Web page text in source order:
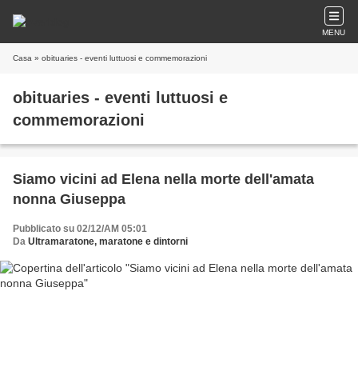
MENU
Casa » obituaries - eventi luttuosi e commemorazioni
obituaries - eventi luttuosi e
commemorazioni
Siamo vicini ad Elena nella morte dell'amata
nonna Giuseppa
Pubblicato su 02/12/AM 05:01
Da Ultramaratone, maratone e dintorni